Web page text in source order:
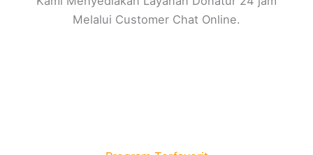
Melalui Customer Chat Online.